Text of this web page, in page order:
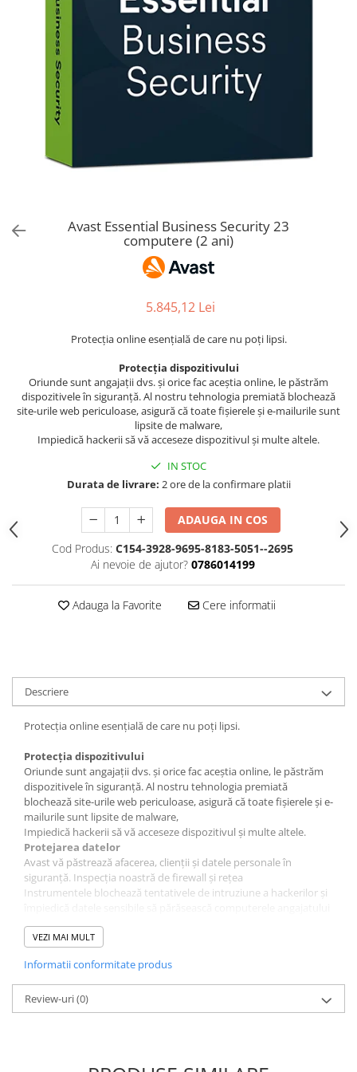
AVAST Driver Updater
AVAST SecureLine VPN
AVAST AntiTrack Premium
Avast Essential Business Security 23
computere (2 ani)
5.845,12 Lei
Protecția online esențială de care nu poți lipsi.
Protecția dispozitivului
Oriunde sunt angajații dvs. și orice fac aceștia online, le păstrăm
dispozitivele în siguranță. Al nostru tehnologia premiată blochează
site-urile web periculoase, asigură că toate fișierele și e-mailurile sunt
lipsite de malware,
Impiedică hackerii să vă acceseze dispozitivul și multe altele.
IN STOC
Durata de livrare: 2 ore de la confirmare platii
ADAUGA IN COS
Cod Produs: C154-3928-9695-8183-5051--2695
Ai nevoie de ajutor? 0786014199
Adauga la Favorite Cere informatii
Descriere
Protecția online esențială de care nu poți lipsi.
Protecția dispozitivului
Oriunde sunt angajații dvs. și orice fac aceștia online, le păstrăm
dispozitivele în siguranță. Al nostru tehnologia premiată
blochează site-urile web periculoase, asigură că toate fișierele și e-
mailurile sunt lipsite de malware,
Impiedică hackerii să vă acceseze dispozitivul și multe altele.
Protejarea datelor
Avast vă păstrează afacerea, clienții și datele personale în
siguranță. Inspecția noastră de firewall și rețea
Instrumentele blochează tentativele de intruziune a hackerilor și
dvs.
Caracteristici
File Shield
Scanează programele și fișierele salvate pe computer pentru
amenințări rău intenționate în timp real înainte de a permite
deschiderea, rularea, modificarea sau salvarea acestora. Dacă
VEZI MAI MULT
Informatii conformitate produs
Review-uri(0)